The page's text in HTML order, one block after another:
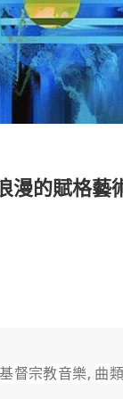
漫的賦格藝
分
基督宗教音樂, 曲
的及浪漫的賦格